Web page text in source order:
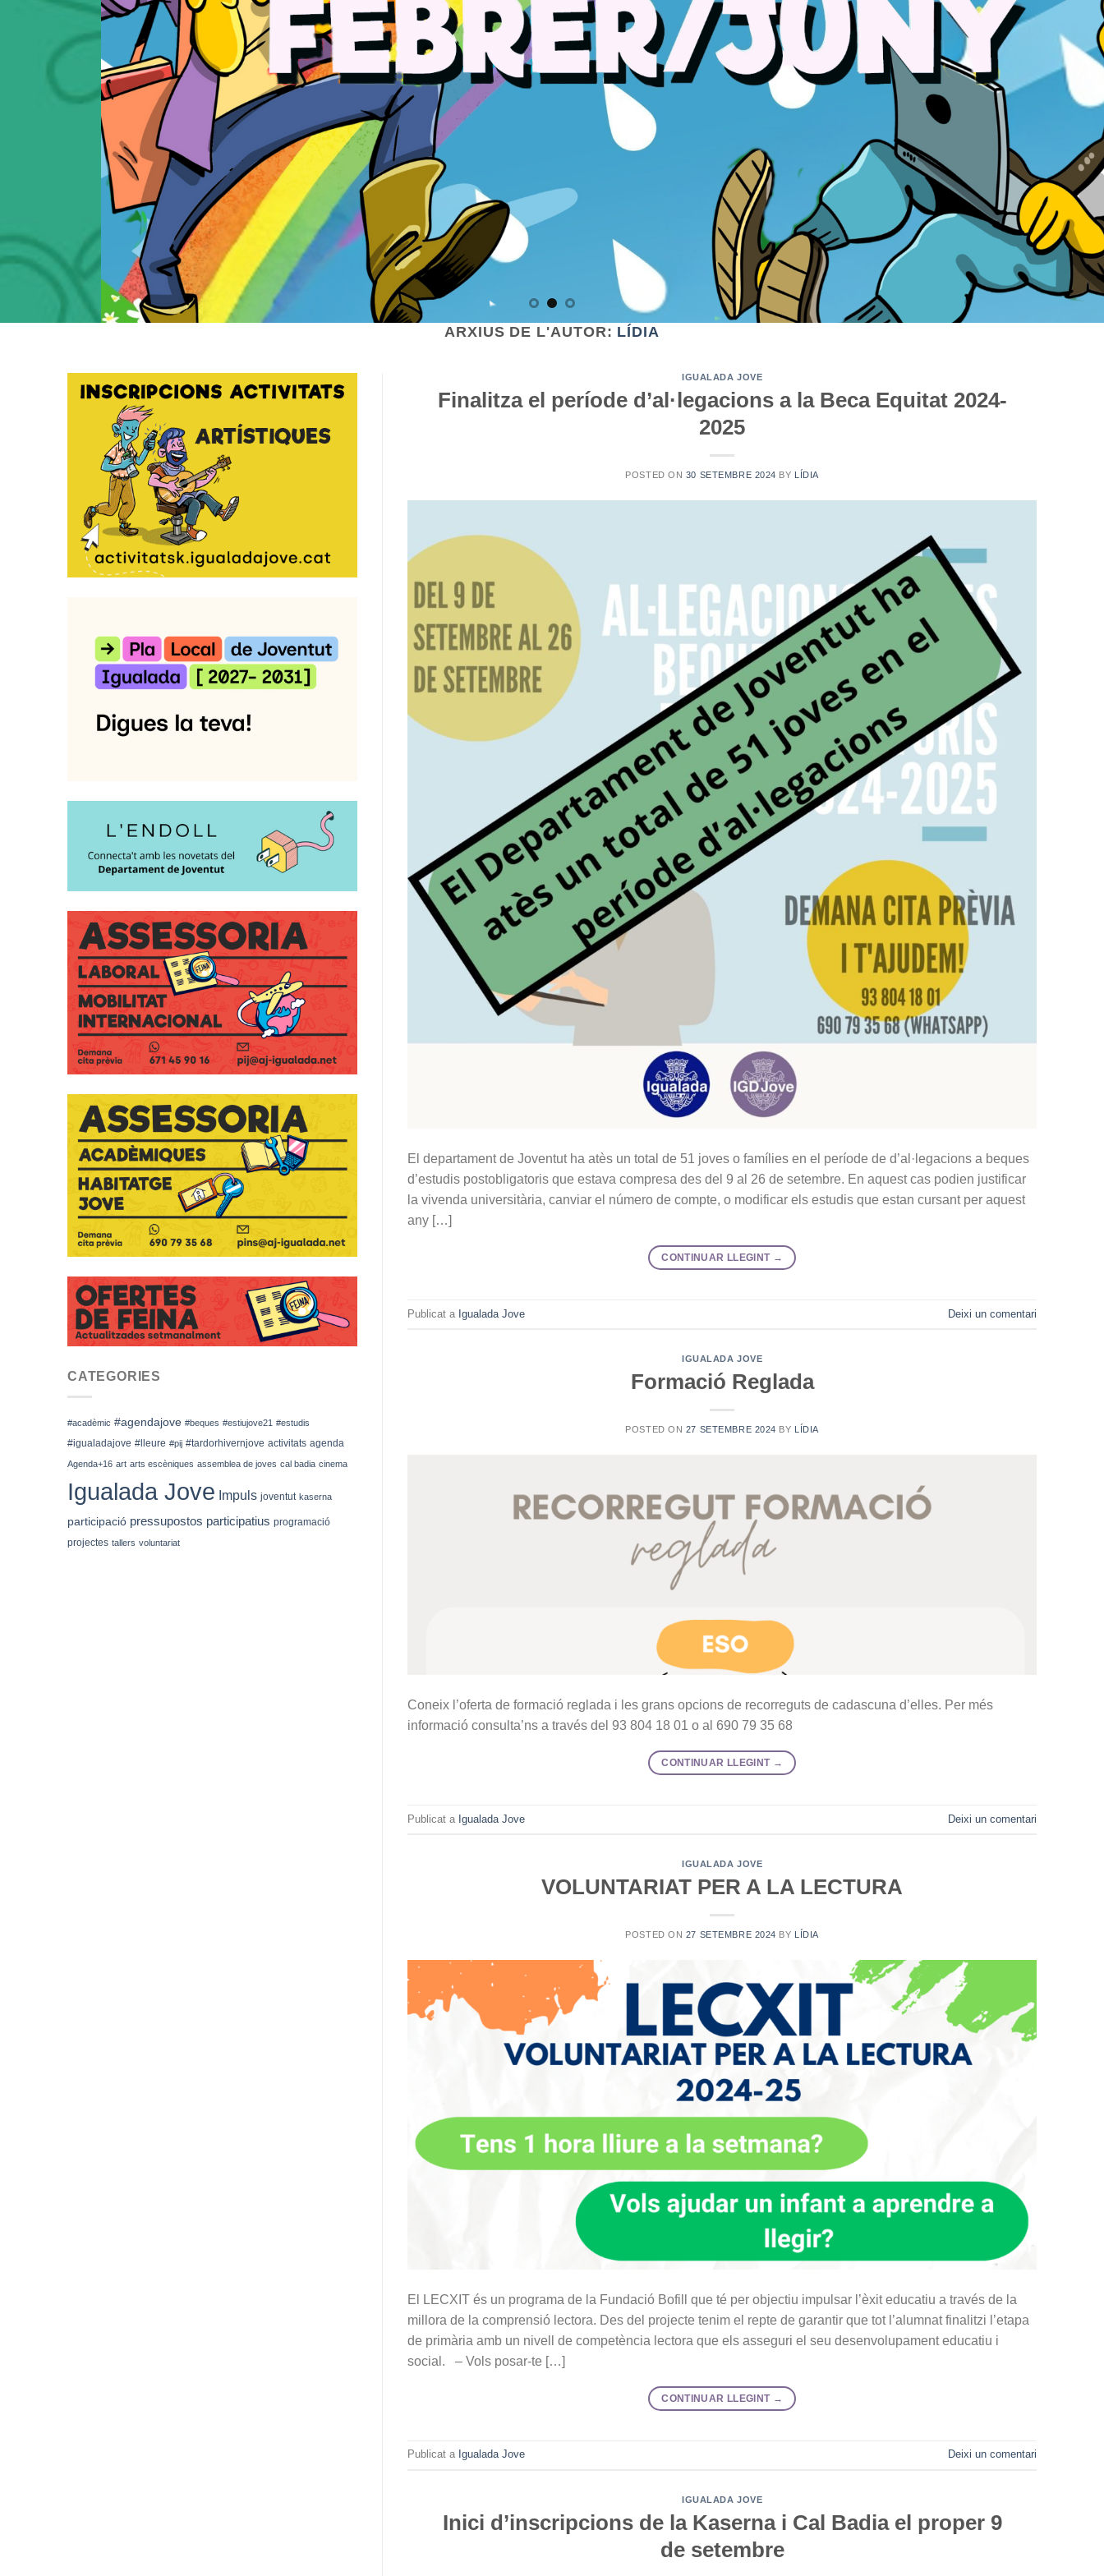
ARXIUS DE L'AUTOR: LÍDIA
CATEGORIES
#acadèmic #agendajove #beques #estiujove21 #estudis
#igualadajove #lleure #pij #tardorhivernjove activitats agenda
Agenda+16 art arts escèniques assemblea de joves cal badia cinema
Igualada Jove Impuls joventut kaserna
participació pressupostos participatius programació
projectes tallers voluntariat
IGUALADA JOVE
Finalitza el període d’al·legacions a la Beca Equitat 2024-
2025
POSTED ON 30 SETEMBRE 2024 BY LÍDIA
El departament de Joventut ha atès un total de 51 joves o famílies en el període de d’al·legacions a beques
d’estudis postobligatoris que estava compresa des del 9 al 26 de setembre. En aquest cas podien justificar
la vivenda universitària, canviar el número de compte, o modificar els estudis que estan cursant per aquest
any […]
CONTINUAR LLEGINT →
Publicat a Igualada Jove Deixi un comentari
IGUALADA JOVE
Formació Reglada
POSTED ON 27 SETEMBRE 2024 BY LÍDIA
Coneix l’oferta de formació reglada i les grans opcions de recorreguts de cadascuna d’elles. Per més
informació consulta’ns a través del 93 804 18 01 o al 690 79 35 68
CONTINUAR LLEGINT →
Publicat a Igualada Jove Deixi un comentari
IGUALADA JOVE
VOLUNTARIAT PER A LA LECTURA
POSTED ON 27 SETEMBRE 2024 BY LÍDIA
El LECXIT és un programa de la Fundació Bofill que té per objectiu impulsar l’èxit educatiu a través de la
millora de la comprensió lectora. Des del projecte tenim el repte de garantir que tot l’alumnat finalitzi l’etapa
de primària amb un nivell de competència lectora que els asseguri el seu desenvolupament educatiu i
social. – Vols posar-te […]
CONTINUAR LLEGINT →
Publicat a Igualada Jove Deixi un comentari
IGUALADA JOVE
Inici d’inscripcions de la Kaserna i Cal Badia el proper 9
de setembre